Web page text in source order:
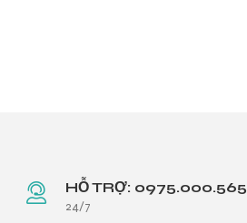
HỖ TRỢ: 0975.000.565
24/7